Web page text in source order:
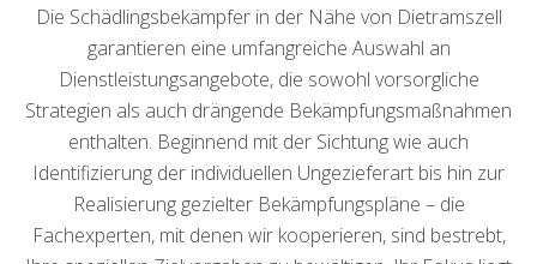
Die Schädlingsbekämpfer in der Nähe von Dietramszell
garantieren eine umfangreiche Auswahl an
Dienstleistungsangebote, die sowohl vorsorgliche
Strategien als auch drängende Bekämpfungsmaßnahmen
enthalten. Beginnend mit der Sichtung wie auch
Identifizierung der individuellen Ungezieferart bis hin zur
Realisierung gezielter Bekämpfungspläne – die
Fachexperten, mit denen wir kooperieren, sind bestrebt,